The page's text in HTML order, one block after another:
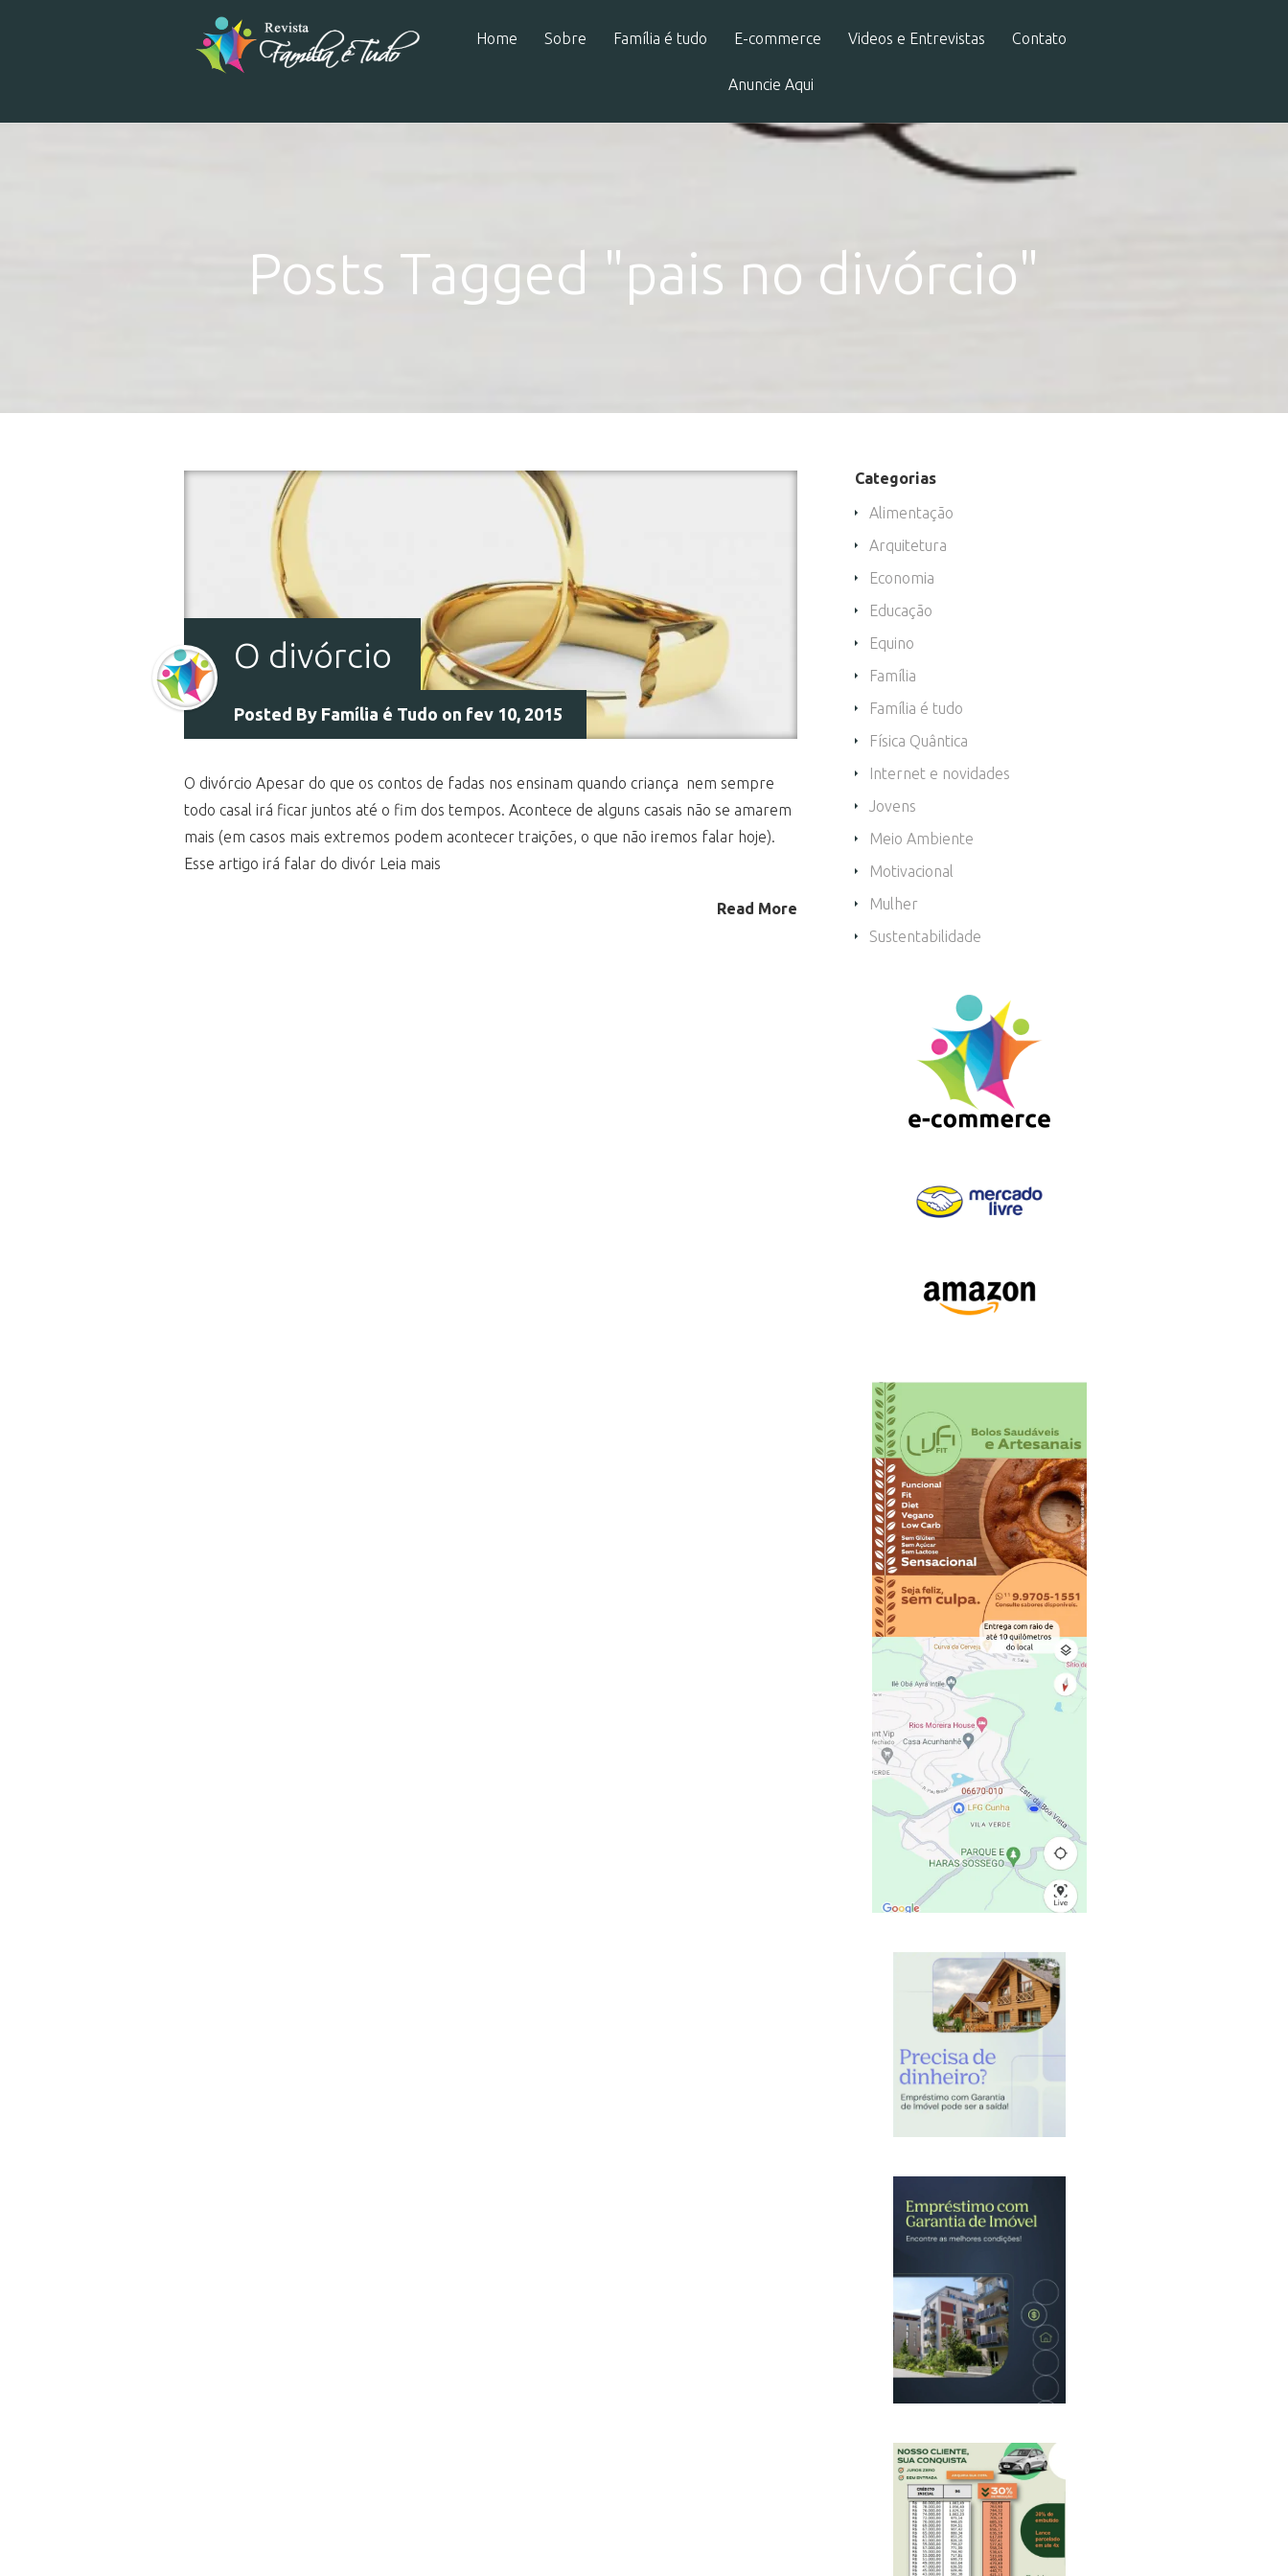
Home Sobre Família é tudo E-commerce Videos e Entrevistas Contato
Anuncie Aqui
Posts Tagged "pais no divórcio"
O divórcio
Posted By Família é Tudo on fev 10, 2015
O divórcio Apesar do que os contos de fadas nos ensinam quando criança nem sempre
todo casal irá ficar juntos até o fim dos tempos. Acontece de alguns casais não se amarem
mais (em casos mais extremos podem acontecer traições, o que não iremos falar hoje).
Esse artigo irá falar do divór Leia mais
Read More
Categorias
Alimentação
Arquitetura
Economia
Educação
Equino
Família
Família é tudo
Física Quântica
Internet e novidades
Jovens
Meio Ambiente
Motivacional
Mulher
Sustentabilidade